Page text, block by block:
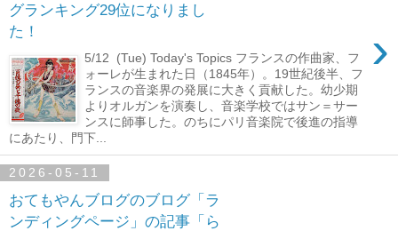
グランキング29位になりまし
た！
›
5/12 (Tue) Today's Topics フランスの作曲家、フ
ォーレが生まれた日（1845年）。19世紀後半、フ
ランスの音楽界の発展に大きく貢献した。幼少期
よりオルガンを演奏し、音楽学校ではサン＝サー
ンスに師事した。のちにパリ音楽院で後進の指導
にあたり、門下...
2026-05-11
おてもやんブログのブログ「ラ
ンディングページ」の記事「ら